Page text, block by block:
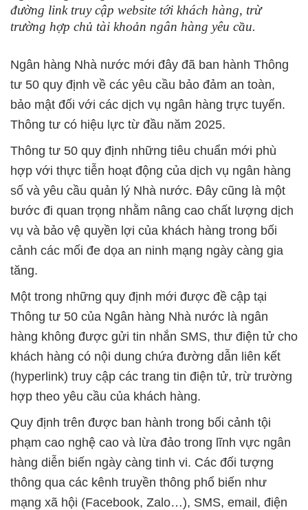
đường link truy cập website tới khách hàng, trừ
trường hợp chủ tài khoản ngân hàng yêu cầu.
Ngân hàng Nhà nước mới đây đã ban hành Thông
tư 50 quy định về các yêu cầu bảo đảm an toàn,
bảo mật đối với các dịch vụ ngân hàng trực tuyến.
Thông tư có hiệu lực từ đầu năm 2025.
Thông tư 50 quy định những tiêu chuẩn mới phù
hợp với thực tiễn hoạt động của dịch vụ ngân hàng
số và yêu cầu quản lý Nhà nước. Đây cũng là một
bước đi quan trọng nhằm nâng cao chất lượng dịch
vụ và bảo vệ quyền lợi của khách hàng trong bối
cảnh các mối đe dọa an ninh mạng ngày càng gia
tăng.
Một trong những quy định mới được đề cập tại
Thông tư 50 của Ngân hàng Nhà nước là ngân
hàng không được gửi tin nhắn SMS, thư điện tử cho
khách hàng có nội dung chứa đường dẫn liên kết
(hyperlink) truy cập các trang tin điện tử, trừ trường
hợp theo yêu cầu của khách hàng.
Quy định trên được ban hành trong bối cảnh tội
phạm cao nghệ cao và lừa đảo trong lĩnh vực ngân
hàng diễn biến ngày càng tinh vi. Các đối tượng
thông qua các kênh truyền thông phổ biến như
mạng xã hội (Facebook, Zalo…), SMS, email, điện